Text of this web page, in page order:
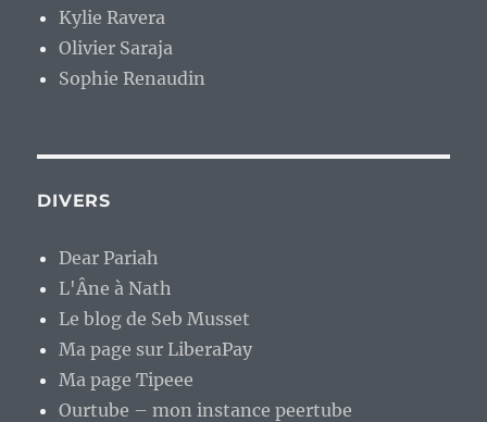
Kylie Ravera
Olivier Saraja
Sophie Renaudin
DIVERS
Dear Pariah
L'Âne à Nath
Le blog de Seb Musset
Ma page sur LiberaPay
Ma page Tipeee
Ourtube – mon instance peertube